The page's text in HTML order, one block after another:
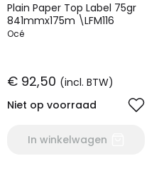
Plain Paper Top Label 75gr
841mmx175m \LFM116
Océ
€ 92,50 (incl. BTW)
Niet op voorraad
In winkelwagen